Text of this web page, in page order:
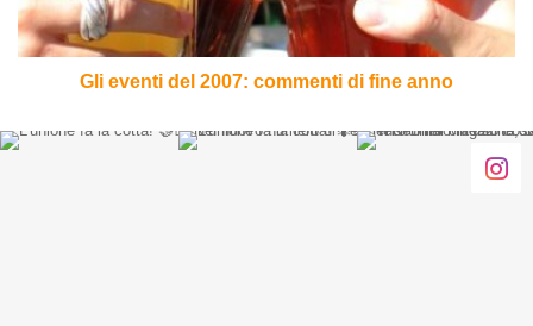
fine
anno
Gli eventi del 2007: commenti di fine anno